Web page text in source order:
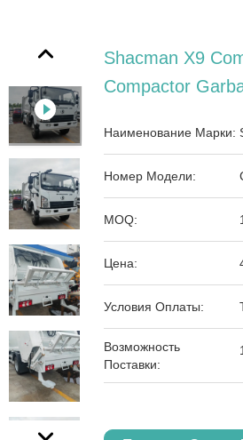
Shacman X9
Compactor
Наименование Марки:
Номер Модели:
MOQ:
Цена:
Условия Оплаты:
Возможность
Поставки: